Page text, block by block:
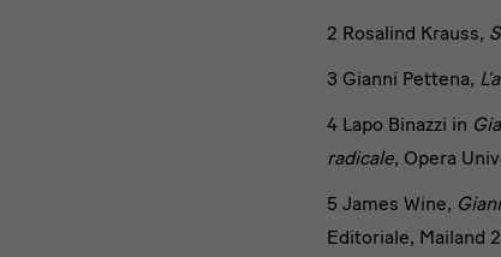
2 Rosalind Krauss,
3 Gianni Pettena,
4 Lapo Binazzi in
radicale, Opera
5 James Wine,
Editoriale, Mailand